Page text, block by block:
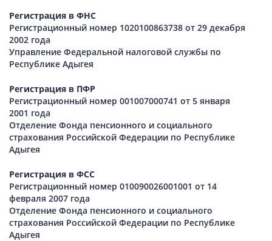
Регистрация в ФНС
Регистрационный номер 1020100863738 от 29 декабря
2002 года
Управление Федеральной налоговой службы по
Республике Адыгея
Регистрация в ПФР
Регистрационный номер 001007000741 от 5 января
2001 года
Отделение Фонда пенсионного и социального
страхования Российской Федерации по Республике
Адыгея
Регистрация в ФСС
Регистрационный номер 010090026001001 от 14
февраля 2007 года
Отделение Фонда пенсионного и социального
страхования Российской Федерации по Республике
Адыгея